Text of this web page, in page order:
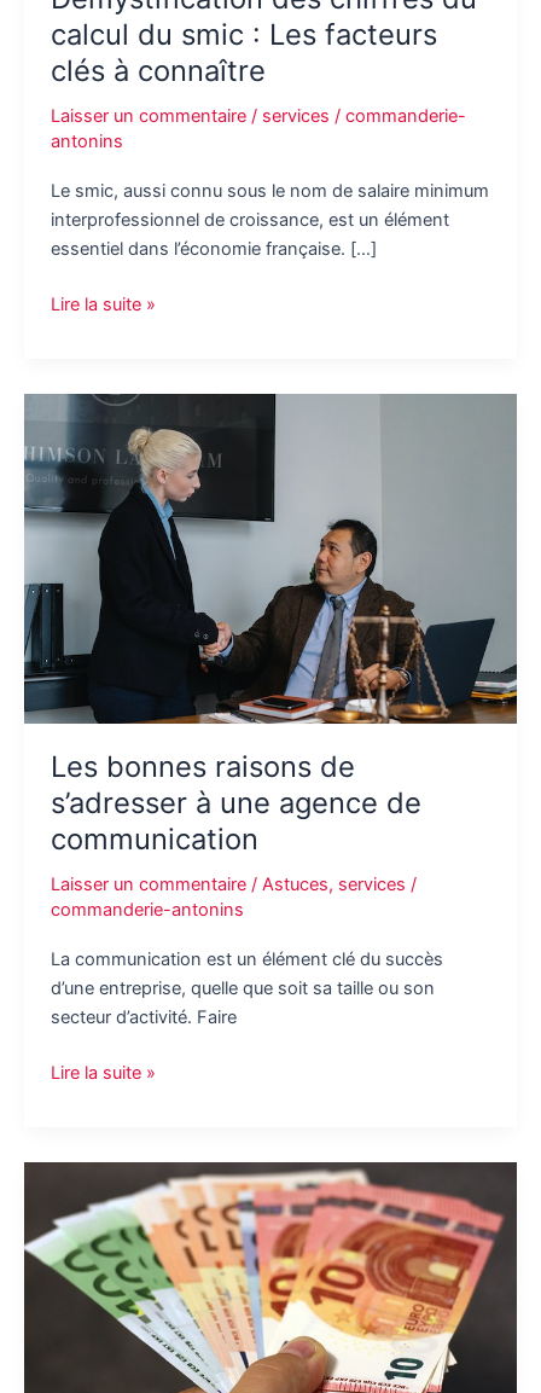
calcul du smic : Les facteurs
clés à connaître
Laisser un commentaire / services / commanderie-
antonins
Le smic, aussi connu sous le nom de salaire minimum
interprofessionnel de croissance, est un élément
essentiel dans l’économie française. […]
Démystification
du
du
smic
:
Les
facteurs
clés
connaître
Lire la suite »
Les bonnes raisons de
s’adresser à une agence de
communication
Laisser un commentaire / Astuces, services /
commanderie-antonins
La communication est un élément clé du succès
d’une entreprise, quelle que soit sa taille ou son
secteur d’activité. Faire
Les
de
à
une
agence
communication
Lire la suite »